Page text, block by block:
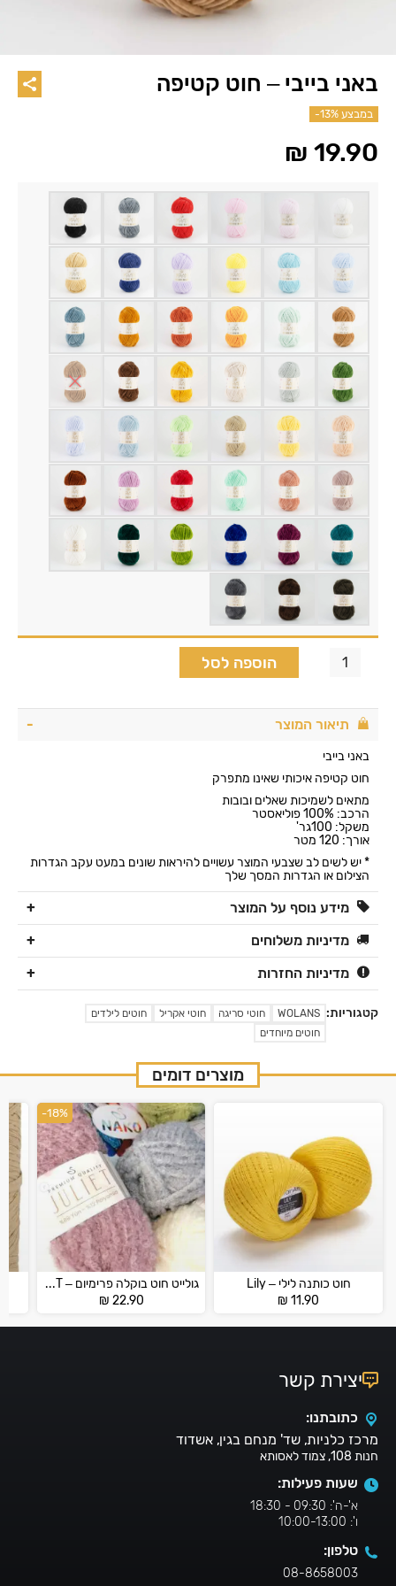
באני בייבי – חוט קטיפה
במבצע -13%
₪ 19.90
הוספה לסל
תיאור המוצר
באני בייבי
חוט קטיפה איכותי שאינו מתפרק
מתאים לשמיכות שאלים ובובות
הרכב: 100% פוליאסטר
משקל: 100גר'
אורך: 120 מטר
* יש לשים לב שצבעי המוצר עשויים להיראות שונים במעט עקב הגדרות
הצילום או הגדרות המסך שלך
מידע נוסף על המוצר
מדיניות משלוחים
מדיניות החזרות
קטגוריות: WOLANS חוטי סריגה חוטי אקריל
חוטים לילדים
חוטים מיוחדים
מוצרים דומים
חוט כותנה לילי – Lily
₪ 11.90
-18%
גולייט חוט בוקלה פרימיום – JULIET
₪ 22.90
יצירת קשר
כתובתנו:
מרכז כלניות, שד' מנחם בגין, אשדוד
חנות 108, צמוד לאסותא
שעות פעילות:
א'-ה': 09:30 - 18:30
ו': 10:00-13:00
טלפון:
08-8658003